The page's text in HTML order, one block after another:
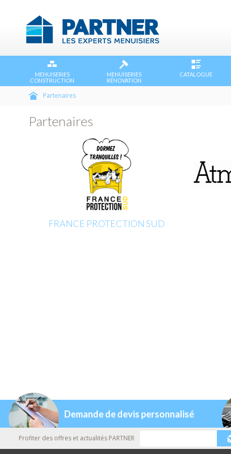
MENUISERIES
CONSTRUCTION
MENUISERIES
RÉNOVATION
CATALOGUE
Partenaires
Partenaires
FRANCE PROTECTION SUD
Demande de devis personnalisé
Profiter des offres et actualités PARTNER